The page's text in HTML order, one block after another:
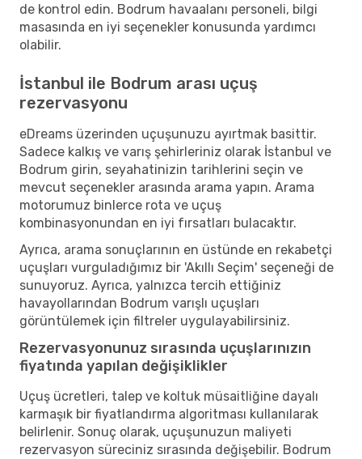
de kontrol edin. Bodrum havaalanı personeli, bilgi
masasında en iyi seçenekler konusunda yardımcı
olabilir.
İstanbul ile Bodrum arası uçuş
rezervasyonu
eDreams üzerinden uçuşunuzu ayırtmak basittir.
Sadece kalkış ve varış şehirleriniz olarak İstanbul ve
Bodrum girin, seyahatinizin tarihlerini seçin ve
mevcut seçenekler arasında arama yapın. Arama
motorumuz binlerce rota ve uçuş
kombinasyonundan en iyi fırsatları bulacaktır.
Ayrıca, arama sonuçlarının en üstünde en rekabetçi
uçuşları vurguladığımız bir 'Akıllı Seçim' seçeneği de
sunuyoruz. Ayrıca, yalnızca tercih ettiğiniz
havayollarından Bodrum varışlı uçuşları
görüntülemek için filtreler uygulayabilirsiniz.
Rezervasyonunuz sırasında uçuşlarınızın
fiyatında yapılan değişiklikler
Uçuş ücretleri, talep ve koltuk müsaitliğine dayalı
karmaşık bir fiyatlandırma algoritması kullanılarak
belirlenir. Sonuç olarak, uçuşunuzun maliyeti
rezervasyon süreciniz sırasında değişebilir. Bodrum